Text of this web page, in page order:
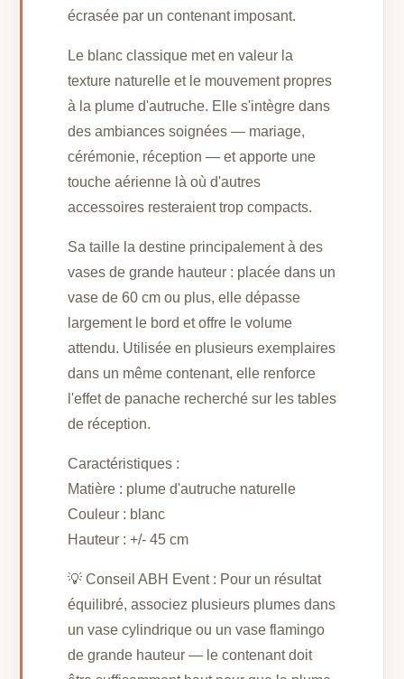
écrasée par un contenant imposant.
Le blanc classique met en valeur la
texture naturelle et le mouvement propres
à la plume d'autruche. Elle s'intègre dans
des ambiances soignées — mariage,
cérémonie, réception — et apporte une
touche aérienne là où d'autres
accessoires resteraient trop compacts.
Sa taille la destine principalement à des
vases de grande hauteur : placée dans un
vase de 60 cm ou plus, elle dépasse
largement le bord et offre le volume
attendu. Utilisée en plusieurs exemplaires
dans un même contenant, elle renforce
l'effet de panache recherché sur les tables
de réception.
Caractéristiques :
Matière : plume d'autruche naturelle
Couleur : blanc
Hauteur : +/- 45 cm
💡 Conseil ABH Event : Pour un résultat
équilibré, associez plusieurs plumes dans
un vase cylindrique ou un vase flamingo
de grande hauteur — le contenant doit